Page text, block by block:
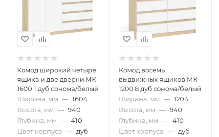
Комод широкий четыре
ящика и две дверки МК
1600.1 дуб сонома/белый
Ширина, мм — 1604
Высота, мм — 940
Глубина, мм — 410
Цвет корпуса — дуб
Комод восемь
выдвижных ящиков МК
1200.8 дуб сонома/белый
Ширина, мм — 1204
Высота, мм — 940
Глубина, мм — 410
Цвет корпуса — дуб